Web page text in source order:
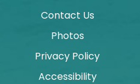
Contact Us
Photos
Privacy Policy
Accessibility